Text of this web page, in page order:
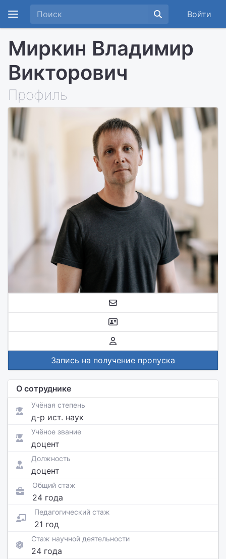
Войти
Миркин Владимир
Викторович
Профиль
Запись на получение пропуска
О сотруднике
Учёная степень
д-р ист. наук
Учёное звание
доцент
Должность
доцент
Общий стаж
24 года
Педагогический стаж
21 год
Стаж научной деятельности
24 года